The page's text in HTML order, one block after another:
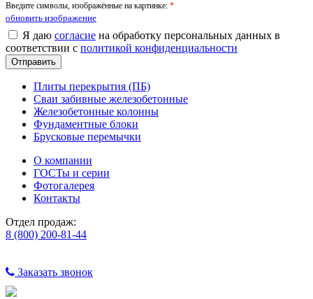
Введите символы, изображённые на картинке: *
обновить изображение
Я даю согласие на обработку персональных данных в
соответствии с политикой конфиденциальности
Плиты перекрытия (ПБ)
Сваи забивные железобетонные
Железобетонные колонны
Фундаментные блоки
Брусковые перемычки
О компании
ГОСТы и серии
Фотогалерея
Контакты
Отдел продаж:
8 (800) 200-81-44
Заказать звонок